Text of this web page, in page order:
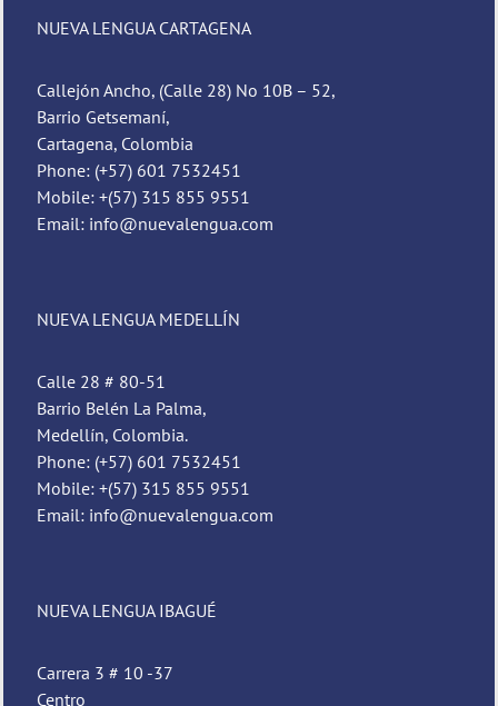
NUEVA LENGUA CARTAGENA
Callejón Ancho, (Calle 28) No 10B – 52,
Barrio Getsemaní,
Cartagena, Colombia
Phone: (+57) 601 7532451
Mobile: +(57) 315 855 9551
Email: info@nuevalengua.com
NUEVA LENGUA MEDELLÍN
Calle 28 # 80-51
Barrio Belén La Palma,
Medellín, Colombia.
Phone: (+57) 601 7532451
Mobile: +(57) 315 855 9551
Email: info@nuevalengua.com
NUEVA LENGUA IBAGUÉ
Carrera 3 # 10 -37
Centro